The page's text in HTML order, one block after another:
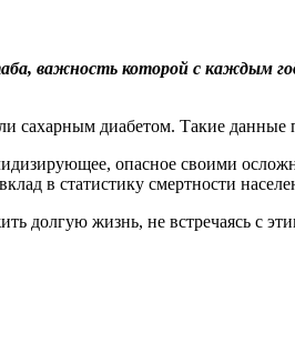
важность которой с каждым
сахарным диабетом. Такие
опасное своими
в статистику смертности
долгую жизнь, не встречаясь с